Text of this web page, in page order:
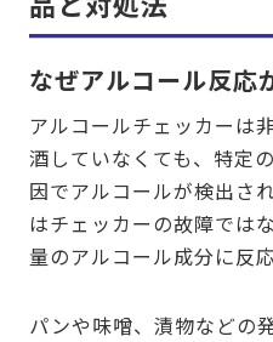
なぜアルコール反応
アルコールチェッカーは
酒していなくても、特定
因でアルコールが検出さ
はチェッカーの故障では
量のアルコール成分に反
パンや味噌、漬物などの